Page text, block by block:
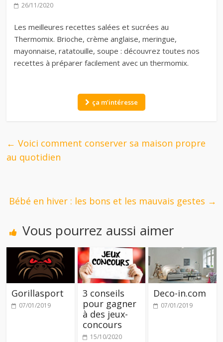
26/11/2020
Les meilleures recettes salées et sucrées au
Thermomix. Brioche, crème anglaise, meringue,
mayonnaise, ratatouille, soupe : découvrez toutes nos
recettes à préparer facilement avec un thermomix.
ça m’intéresse
← Voici comment conserver sa maison propre
au quotidien
Bébé en hiver : les bons et les mauvais gestes →
Vous pourrez aussi aimer
Gorillasport
07/01/2019
3 conseils
pour gagner
à des jeux-
concours
15/10/2020
Deco-in.com
07/01/2019